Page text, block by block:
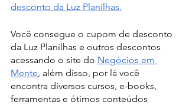
desconto da Luz Planilhas.
Você consegue o cupom de desconto
da Luz Planilhas e outros descontos
acessando o site do Negócios em
Mente, além disso, por lá você
encontra diversos cursos, e-books,
ferramentas e ótimos conteúdos